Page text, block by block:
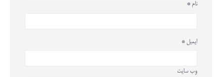
نام *
ایمیل *
وب‌ سایت